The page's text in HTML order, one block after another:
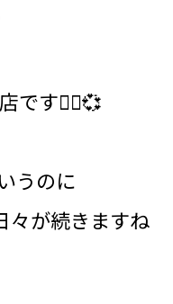
です💁‍♀️💞
うのに
々が続きますね